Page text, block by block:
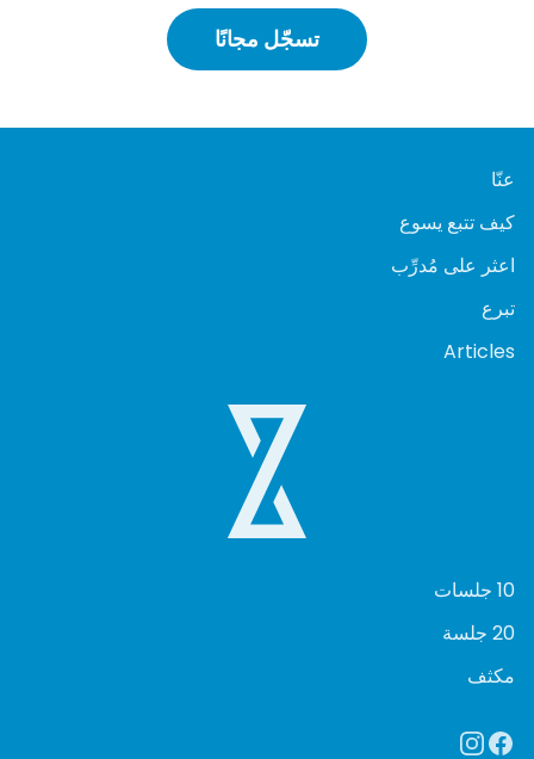
تسجّل مجانًا
عنّا
كيف تتبع يسوع
اعثر على مُدرِّب
تبرع
Articles
10 جلسات
20 جلسة
مكثف